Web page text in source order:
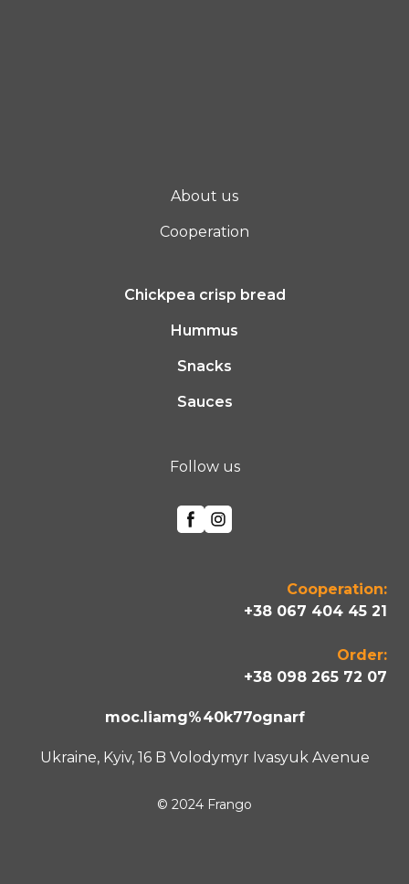
About us
Cooperation
Chickpea crisp bread
Hummus
Snacks
Sauces
Follow us
Cooperation:
+38 067 404 45 21
Order:
+38 098 265 72 07
moc.liamg%40k77ognarf
Ukraine, Kyiv, 16 B Volodymyr Ivasyuk Avenue
© 2024 Frango